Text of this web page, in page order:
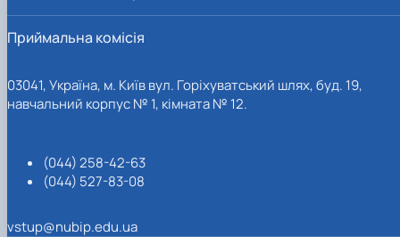
Приймальна комісія
03041, Україна, м. Київ вул. Горіхуватський шлях, буд. 19,
навчальний корпус № 1, кімната № 12.
(044) 258-42-63
(044) 527-83-08
vstup@nubip.edu.ua